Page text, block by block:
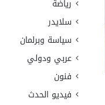
رياضة
سلايدر
سياسة وبرلمان
عربي ودولي
فنون
فيديو الحدث